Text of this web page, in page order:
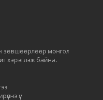
зөвшөөрлөөр монгол
хэрэглэж байна.
үү.